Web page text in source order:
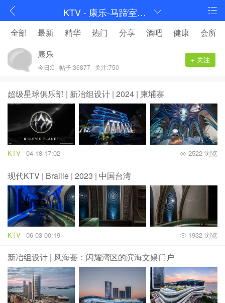
KTV - 康乐-马蹄室内设计论坛-序赞网
全部 最新 精华 热门 分享 酒吧 健康
会所
康乐
今日:0 帖子:36877 关注:750
+ 关注
超级星球俱乐部 | 新冶组设计 | 2024 | 柬埔寨
KTV 04-18 17:02 2522 浏览
现代KTV | Braille | 2023 | 中国台湾
KTV 06-03 00:19 1932 浏览
新冶组设计 | 风海荟：闪耀湾区的滨海文娱门户